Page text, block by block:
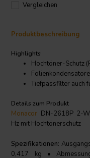
Vergleichen
Produktbeschreibung
Highlights
Hochtöner-Schutz
Tiefpassfilter auch
Details zum Produkt
Monacor DN-2618P 2-
Hz mit Hochtönerschutz
Spezifikationen:
0,417 kg •